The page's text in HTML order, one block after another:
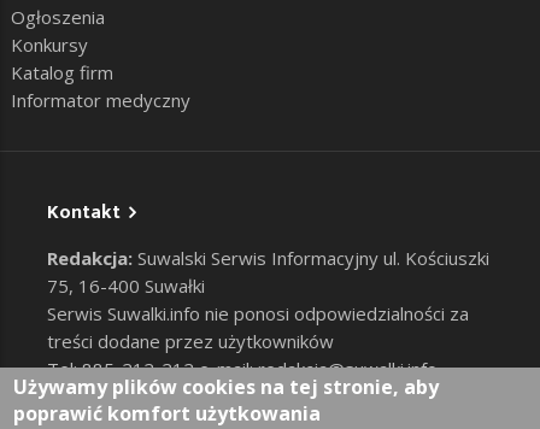
Ogłoszenia
Konkursy
Katalog firm
Informator medyczny
Kontakt
Redakcja: Suwalski Serwis Informacyjny ul. Kościuszki
75, 16-400 Suwałki
Serwis Suwalki.info nie ponosi odpowiedzialności za
treści dodane przez użytkowników
Tel: 885-212-212 e-mail:redakcja@suwalki.info,
reklama@suwalki.info
RODO |Cookies
Używamy plików cookies na tej stronie, aby
poprawić komfort użytkowania